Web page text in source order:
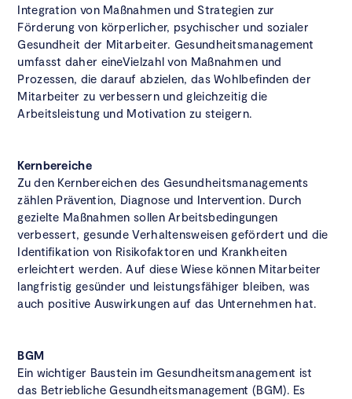
Integration von Maßnahmen und Strategien zur
Förderung von körperlicher, psychischer und sozialer
Gesundheit der Mitarbeiter. Gesundheitsmanagement
umfasst daher eineVielzahl von Maßnahmen und
Prozessen, die darauf abzielen, das Wohlbefinden der
Mitarbeiter zu verbessern und gleichzeitig die
Arbeitsleistung und Motivation zu steigern.
Kernbereiche
Zu den Kernbereichen des Gesundheitsmanagements
zählen Prävention, Diagnose und Intervention. Durch
gezielte Maßnahmen sollen Arbeitsbedingungen
verbessert, gesunde Verhaltensweisen gefördert und die
Identifikation von Risikofaktoren und Krankheiten
erleichtert werden. Auf diese Wiese können Mitarbeiter
langfristig gesünder und leistungsfähiger bleiben, was
auch positive Auswirkungen auf das Unternehmen hat.
BGM
Ein wichtiger Baustein im Gesundheitsmanagement ist
das Betriebliche Gesundheitsmanagement (BGM). Es